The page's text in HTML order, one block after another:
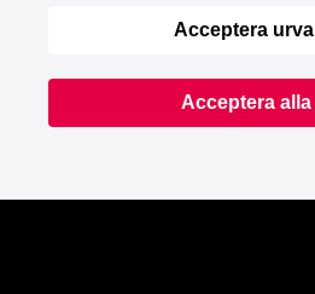
Acceptera urval
Acceptera alla